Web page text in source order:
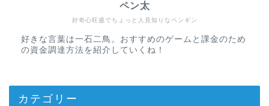
好奇心旺盛でちょっと人見知りなペンギン
ペン太
好きな言葉は一石二鳥。おすすめのゲームと課金のため
の資金調達方法を紹介していくね！
カテゴリー